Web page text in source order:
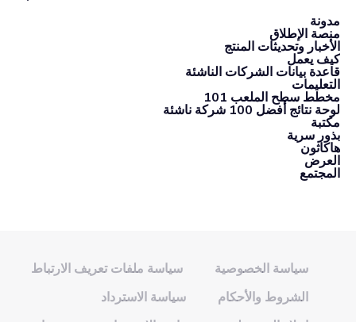
مدونة
منصة الإطلاق
الأخبار وتحديثات المنتج
كيف يعمل
قاعدة بيانات الشركات الناشئة
التعليمات
مخطط سطح الملعب 101
لوحة نتائج أفضل 100 شركة ناشئة
مكتبة
بذور سرية
هاكاثون
العرض
المجتمع
سياسة الخصوصية
سياسة ملفات تعريف الارتباط
الشروط والأحكام
سياسة الاسترداد